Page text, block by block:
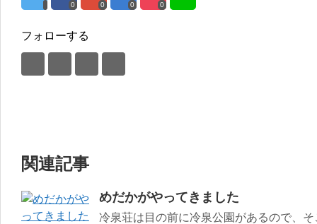
0 0 0 0
フォローする
関連記事
めだかがやってきました
冷泉荘は目の前に冷泉公園があるので、